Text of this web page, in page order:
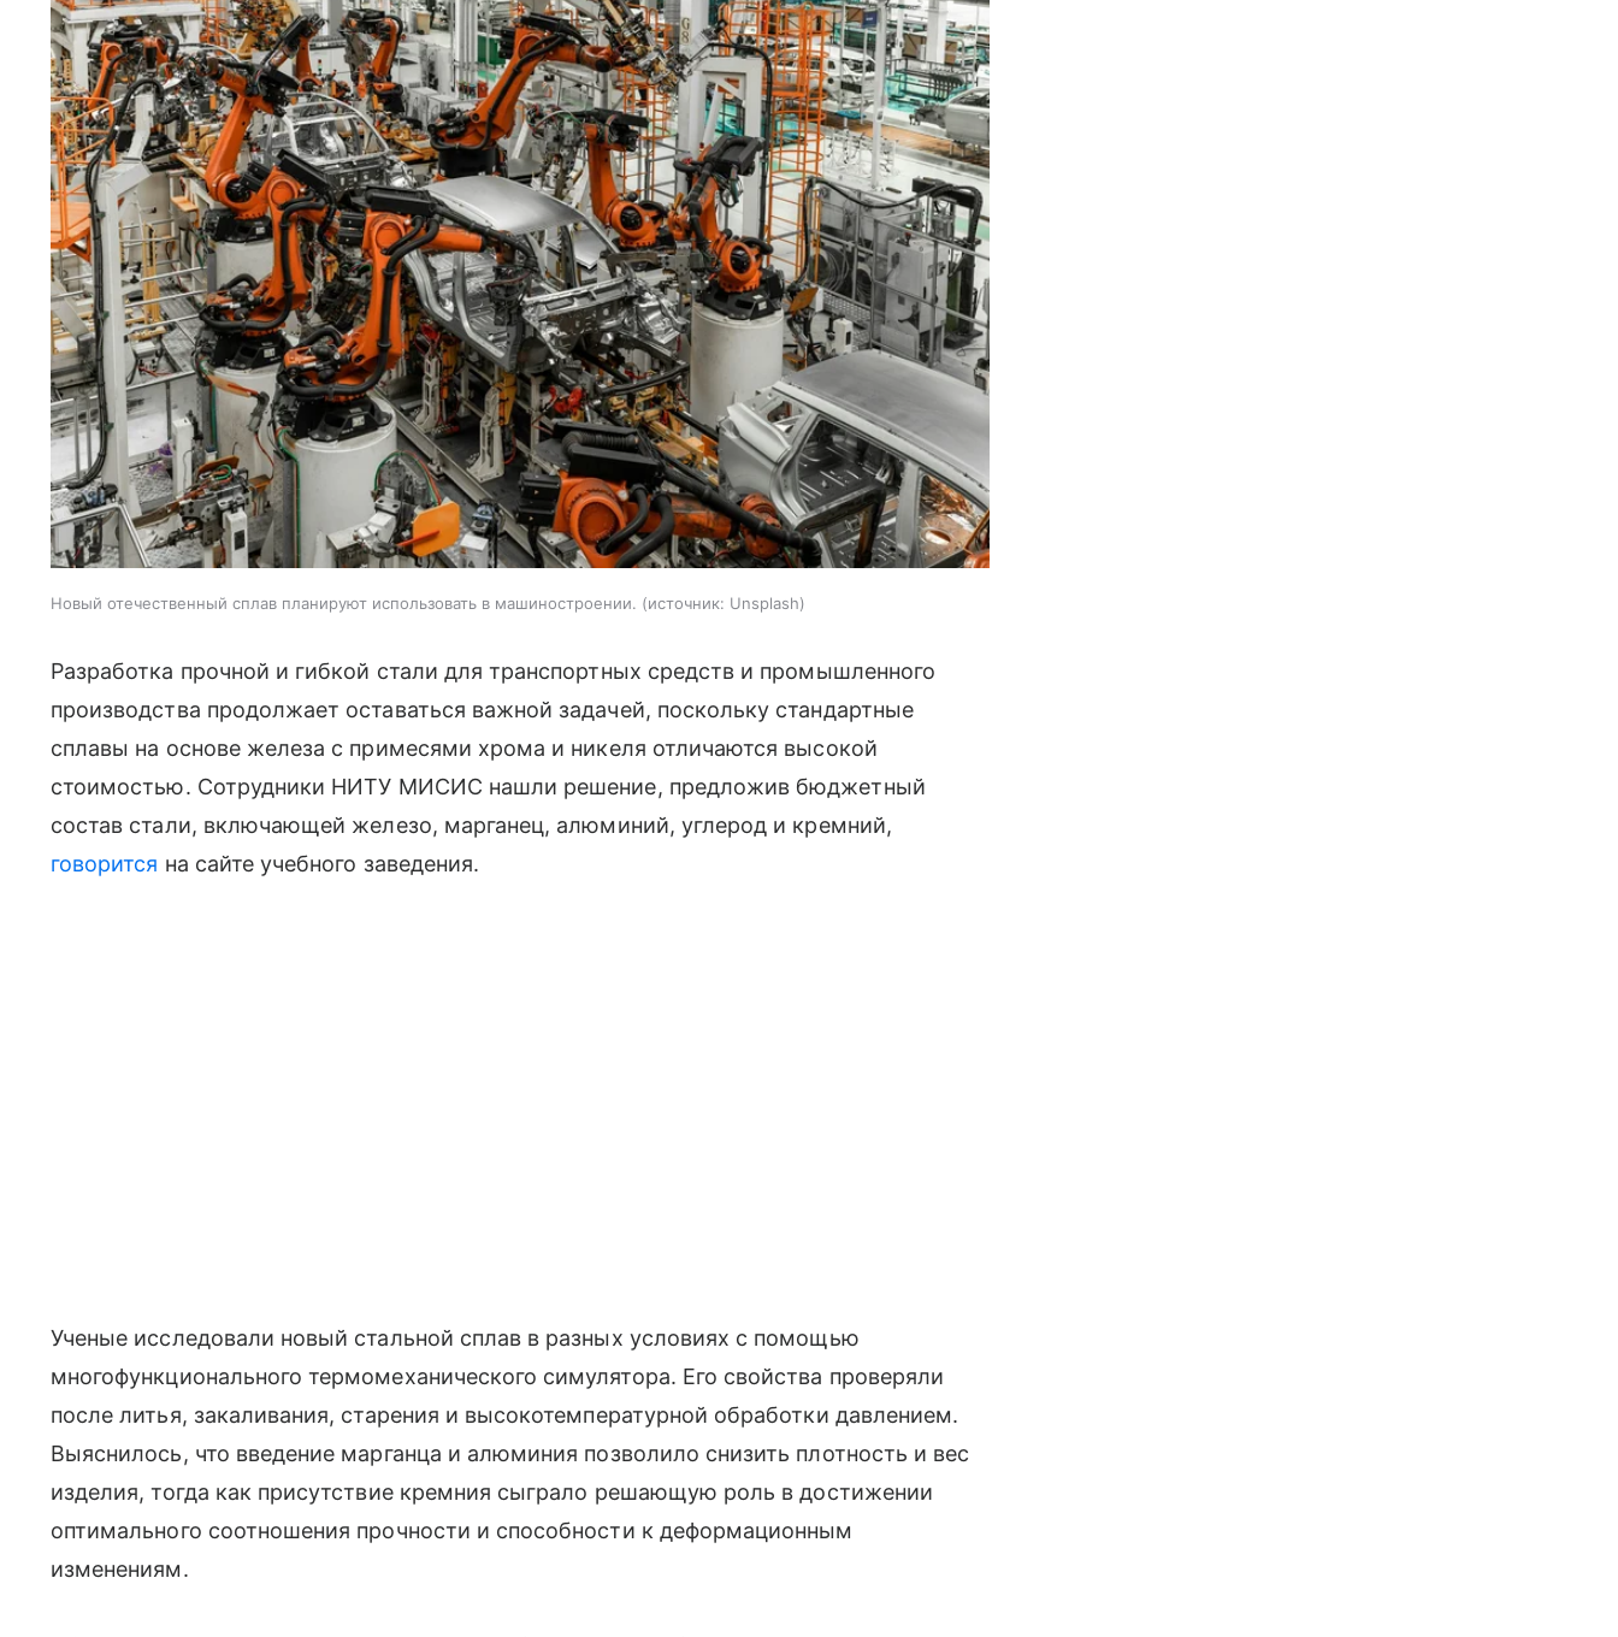
Новый отечественный сплав планируют использовать в машиностроении. источник: Unsplash
Разработка прочной и гибкой стали для транспортных средств и промышленного
производства продолжает оставаться важной задачей, поскольку стандартные
сплавы на основе железа с примесями хрома и никеля отличаются высокой
стоимостью. Сотрудники НИТУ МИСИС нашли решение, предложив бюджетный
состав стали, включающей железо, марганец, алюминий, углерод и кремний,
говорится на сайте учебного заведения.
Ученые исследовали новый стальной сплав в разных условиях с помощью
многофункционального термомеханического симулятора. Его свойства проверяли
после литья, закаливания, старения и высокотемпературной обработки давлением.
Выяснилось, что введение марганца и алюминия позволило снизить плотность и вес
изделия, тогда как присутствие кремния сыграло решающую роль в достижении
оптимального соотношения прочности и способности к деформационным
изменениям.